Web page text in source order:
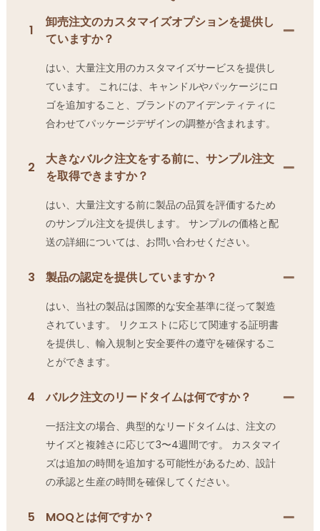
1
卸売注文のカスタマイズオプションを提供し
ていますか？
はい、大量注文用のカスタマイズサービスを提供し
ています。 これには、キャンドルやパッケージにロ
ゴを追加すること、ブランドのアイデンティティに
合わせてパッケージデザインの調整が含まれます。
2
大きなバルク注文をする前に、サンプル注文
を取得できますか？
はい、大量注文する前に製品の品質を評価するため
のサンプル注文を提供します。 サンプルの価格と配
送の詳細については、お問い合わせください。
3 製品の認定を提供していますか？
はい、当社の製品は国際的な安全基準に従って製造
されています。 リクエストに応じて関連する証明書
を提供し、輸入規制と安全要件の遵守を確保するこ
とができます。
4 バルク注文のリードタイムは何ですか？
一括注文の場合、典型的なリードタイムは、注文の
サイズと複雑さに応じて3〜4週間です。 カスタマイ
ズは追加の時間を追加する可能性があるため、設計
の承認と生産の時間を確保してください。
5 MOQとは何ですか？